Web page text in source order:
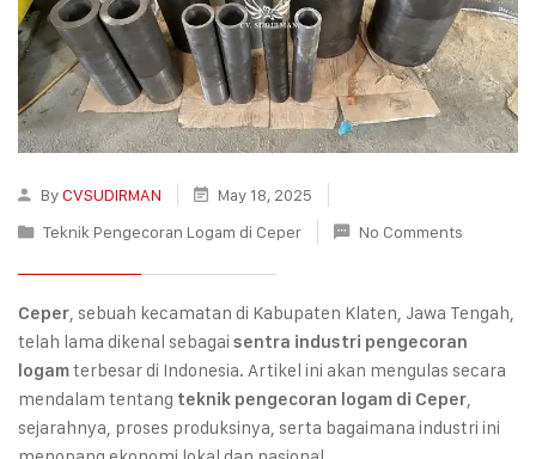
ByCVSUDIRMAN
May 18, 2025
Teknik Pengecoran Logam di Ceper
No Comments
Ceper , sebuah kecamatan di Kabupaten Klaten, Jawa Tengah,
telah lama dikenal sebagai sentra industri pengecoran
logamterbesar di Indonesia. Artikel ini akan mengulas secara
mendalam tentang teknik pengecoran logam di Ceper
sejarahnya, proses produksinya, serta bagaimana industri ini